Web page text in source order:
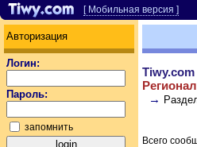
[ Мобильная версия ]
Авторизация
Логин:
Пароль:
запомнить
→
Всего